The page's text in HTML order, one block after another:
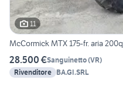
11
McCormick MTX 175-fr. aria 200q
28.500 €Sanguinetto(VR)
Rivenditore BA.GI.SRL